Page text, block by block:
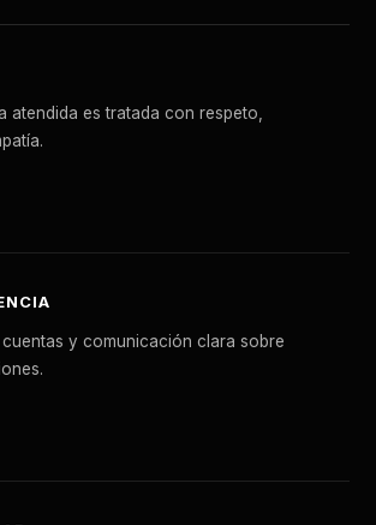
atendida es tratada con respeto,
cuentas y comunicación clara sobre